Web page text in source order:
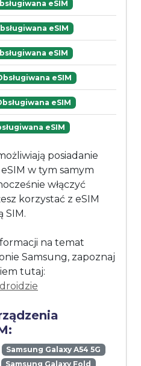
eSIM
eSIM
eSIM
eSIM
eSIM
eSIM
posiadanie
w tym samym
włączyć
korzystać z eSIM
SIM.
na temat
Samsung, zapoznaj
tutaj:
Samsung Galaxy A54 5G
Samsung Galaxy Fold